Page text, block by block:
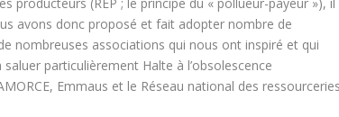
avons donc proposé et fait adopter nombre de
nombreuses associations qui nous ont inspiré et qui
particulièrement Halte à l’obsolescence
Emmaus et le Réseau national des